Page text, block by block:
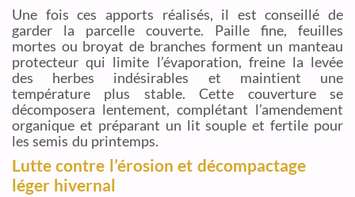
Une fois ces apports réalisés, il est conseillé de
garder la parcelle couverte. Paille fine, feuilles
mortes ou broyat de branches forment un manteau
protecteur qui limite l’évaporation, freine la levée
des herbes indésirables et maintient une
température plus stable. Cette couverture se
décomposera lentement, complétant l’amendement
organique et préparant un lit souple et fertile pour
les semis du printemps.
Lutte contre l’érosion et décompactage
léger hivernal